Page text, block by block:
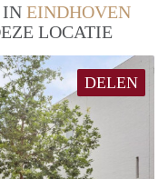
IN EINDHOVEN
LOCATIE
DELEN